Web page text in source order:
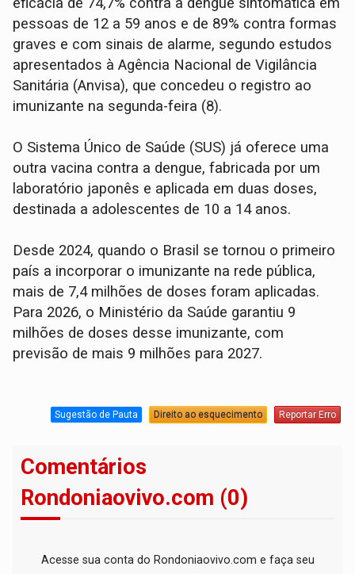
pessoas de 12 a 59 anos e de 89% contra formas
graves e com sinais de alarme, segundo estudos
apresentados à Agência Nacional de Vigilância
Sanitária (Anvisa), que concedeu o registro ao
imunizante na segunda-feira (8).
O Sistema Único de Saúde (SUS) já oferece uma
outra vacina contra a dengue, fabricada por um
laboratório japonês e aplicada em duas doses,
destinada a adolescentes de 10 a 14 anos.
Desde 2024, quando o Brasil se tornou o primeiro
país a incorporar o imunizante na rede pública,
mais de 7,4 milhões de doses foram aplicadas.
Para 2026, o Ministério da Saúde garantiu 9
milhões de doses desse imunizante, com
previsão de mais 9 milhões para 2027.
Sugestão de Pauta Direito ao esquecimento Reportar Erro
Comentários
Rondoniaovivo.com (0)
Acesse sua conta do Rondoniaovivo.com e faça seu